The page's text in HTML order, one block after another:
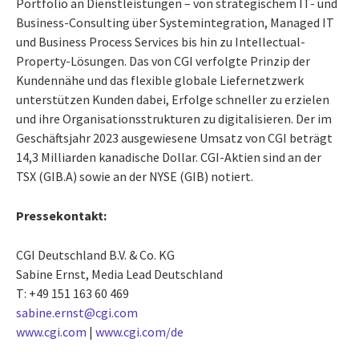
Business-Consulting über Systemintegration, Managed IT
und Business Process Services bis hin zu Intellectual-
Property-Lösungen. Das von CGI verfolgte Prinzip der
Kundennähe und das flexible globale Liefernetzwerk
unterstützen Kunden dabei, Erfolge schneller zu erzielen
und ihre Organisationsstrukturen zu digitalisieren. Der im
Geschäftsjahr 2023 ausgewiesene Umsatz von CGI beträgt
14,3 Milliarden kanadische Dollar. CGI-Aktien sind an der
TSX (GIB.A) sowie an der NYSE (GIB) notiert.
Pressekontakt:
CGI Deutschland B.V. & Co. KG
Sabine Ernst, Media Lead Deutschland
T: +49 151 163 60 469
sabine.ernst@cgi.com
www.cgi.com | www.cgi.com/de